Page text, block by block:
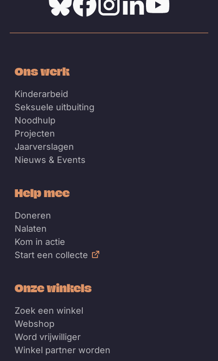
Ons werk
Kinderarbeid
Seksuele uitbuiting
Noodhulp
Projecten
Jaarverslagen
Nieuws & Events
Help mee
Doneren
Nalaten
Kom in actie
Start een collecte
Onze winkels
Zoek een winkel
Webshop
Word vrijwilliger
Winkel partner worden